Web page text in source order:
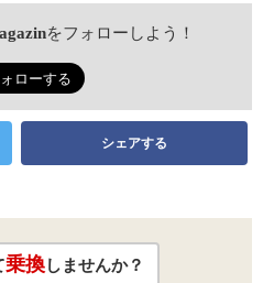
をフォローしよう！
シェアする
乗換しませんか？